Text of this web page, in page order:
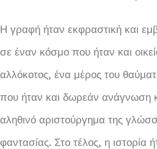
Η γραφή ήταν εκφραστική και
σε έναν κόσμο που ήταν και
αλλόκοτος, ένα μέρος του
που ήταν και δωρεάν ανάγνωση
αληθινό αριστούργημα της
φαντασίας. Στο τέλος, η ιστορία